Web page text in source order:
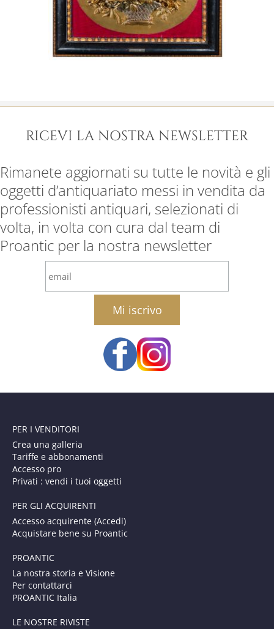
RICEVI LA NOSTRA NEWSLETTER
Rimanete aggiornati su tutte le novità e gli
oggetti d’antiquariato messi in vendita da
professionisti antiquari, selezionati di
volta, in volta con cura dal team di
Proantic per la nostra newsletter
email
PER I VENDITORI
Crea una galleria
Tariffe e abbonamenti
Accesso pro
Privati : vendi i tuoi oggetti
PER GLI ACQUIRENTI
Accesso acquirente (Accedi)
Acquistare bene su Proantic
PROANTIC
La nostra storia e Visione
Per contattarci
PROANTIC Italia
LE NOSTRE RIVISTE